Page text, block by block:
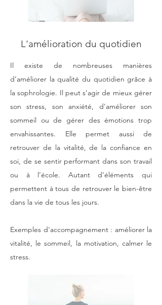
L'amélioration du quotidien
Il existe de nombreuses manières
d’améliorer la qualité du quotidien grâce à
la sophrologie. Il peut s’agir de mieux gérer
son stress, son anxiété, d’améliorer son
sommeil ou de gérer des émotions trop
envahissantes. Elle permet aussi de
retrouver de la vitalité, de la confiance en
soi, de se sentir performant dans son travail
ou à l’école. Autant d’éléments qui
permettent à tous de retrouver le bien-être
dans la vie de tous les jours.
Exemples d'accompagnement : améliorer la
vitalité, le sommeil, la motivation, calmer le
stress.